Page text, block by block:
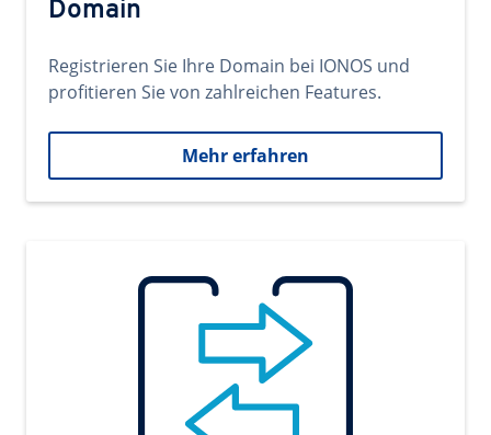
Domain
Registrieren Sie Ihre Domain bei IONOS und
profitieren Sie von zahlreichen Features.
Mehr erfahren